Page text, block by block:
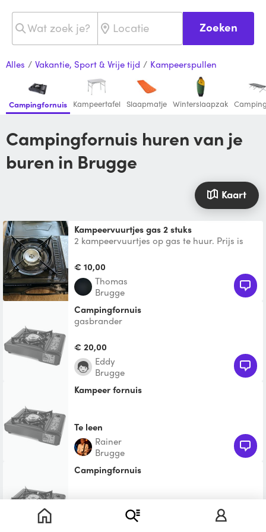
Zoeken
Alles / Vakantie, Sport & Vrije tijd / Kampeerspullen
Campingfornuis Kampeertafel Slaapmatje Winterslaapzak
Campingfornuis huren van je
buren in Brugge
Kaart
Kampeervuurtjes gas 2 stuks
2 kampeervuurtjes op gas te huur. Prijs is
€ 10,00
Thomas
Brugge
Campingfornuis
gasbrander
€ 20,00
Eddy
Brugge
kampeer fornuis
Te leen
Rainer
Brugge
Campingfornuis